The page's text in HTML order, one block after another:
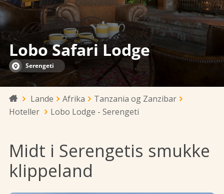
Lobo Safari Lodge
Serengeti
 Lande Afrika
Tanzania og Zanzibar
Hoteller
Lobo Lodge - Serengeti
Midt i Serengetis smukke
klippeland